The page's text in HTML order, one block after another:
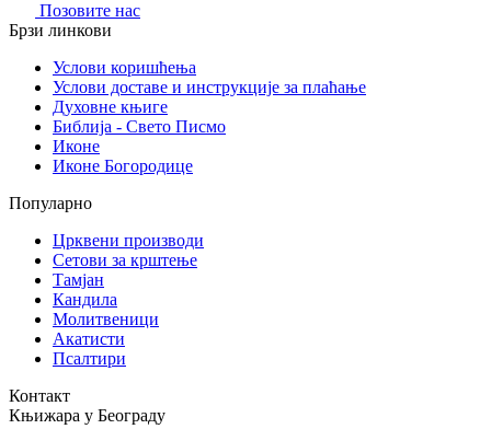
Позовите нас
Брзи линкови
Услови коришћења
Услови доставе и инструкције за плаћање
Духовне књиге
Библија - Свето Писмо
Иконе
Иконе Богородице
Популарно
Црквени производи
Сетови за крштење
Тамјан
Кандила
Молитвеници
Акатисти
Псалтири
Контакт
Књижара у Београду